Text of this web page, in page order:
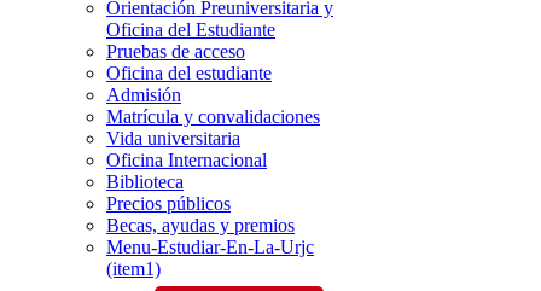
Orientación Preuniversitaria y
Oficina del Estudiante
Pruebas de acceso
Oficina del estudiante
Admisión
Matrícula y convalidaciones
Vida universitaria
Oficina Internacional
Biblioteca
Precios públicos
Becas, ayudas y premios
Menu-Estudiar-En-La-Urjc
(item1)